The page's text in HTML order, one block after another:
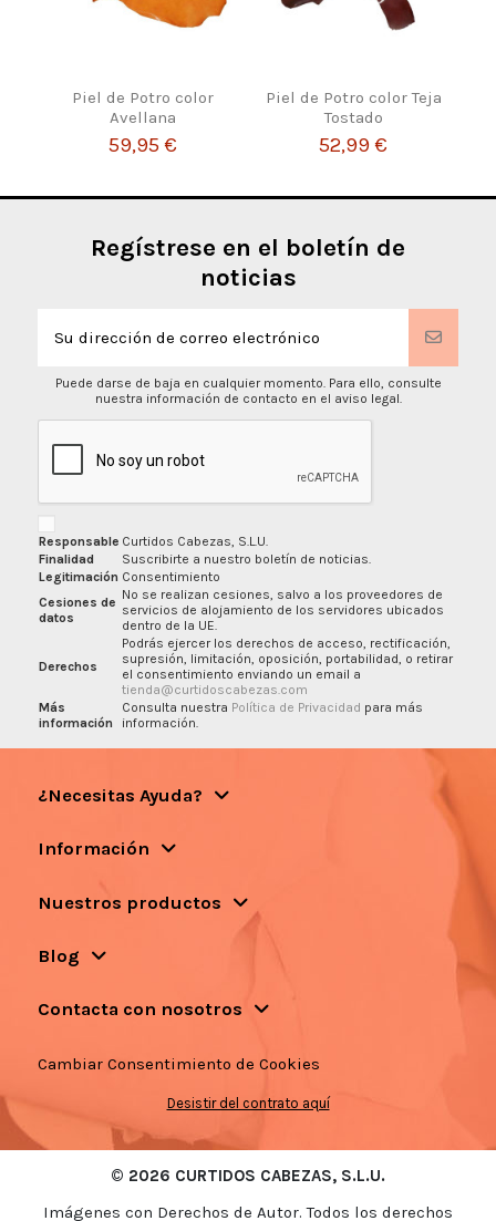
Piel de Potro color
Avellana
59,95 €
Piel de Potro color Teja
Tostado
52,99 €
Regístrese en el boletín de
noticias
Puede darse de baja en cualquier momento. Para ello, consulte
nuestra información de contacto en el aviso legal.
Responsable Curtidos Cabezas, S.L.U.
Finalidad
Suscribirte a nuestro boletín de noticias.
Legitimación Consentimiento
Cesiones de
datos
No se realizan cesiones, salvo a los proveedores de
servicios de alojamiento de los servidores ubicados
dentro de la UE.
Derechos
Podrás ejercer los derechos de acceso, rectificación,
supresión, limitación, oposición, portabilidad, o retirar
el consentimiento enviando un email a
tienda@curtidoscabezas.com
Más
información
Consulta nuestra Política de Privacidad para más
información.
¿Necesitas Ayuda?
Información
Nuestros productos
Blog
Contacta con nosotros
Cambiar Consentimiento de Cookies
Desistir del contrato aquí
© 2026 CURTIDOS CABEZAS, S.L.U.
Imágenes con Derechos de Autor. Todos los derechos